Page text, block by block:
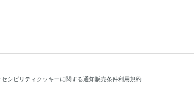
セシビリティ クッキーに関する通知販売条件利用規約